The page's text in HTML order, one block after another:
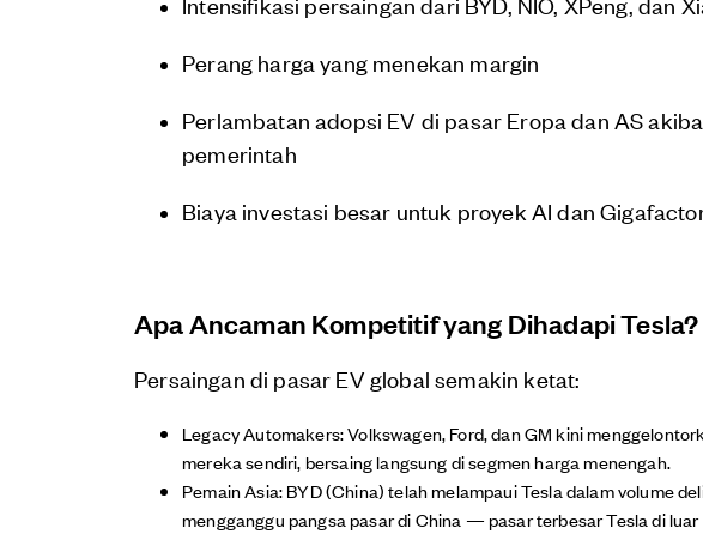
Perang harga yang menekan margin
Perlambatan adopsi EV di pasar Eropa dan AS
pemerintah
Biaya investasi besar untuk proyek AI dan
Apa Ancaman Kompetitif yang Dihadapi Tesla?
Persaingan di pasar EV global semakin ketat:
Legacy Automakers: Volkswagen, Ford, dan GM kini
mereka sendiri, bersaing langsung di segmen harga menengah.
Pemain Asia: BYD (China) telah melampaui Tesla dalam volume
mengganggu pangsa pasar di China — pasar terbesar Tesla di luar